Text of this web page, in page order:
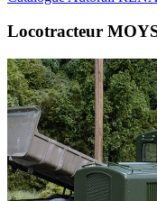
Locotracteur